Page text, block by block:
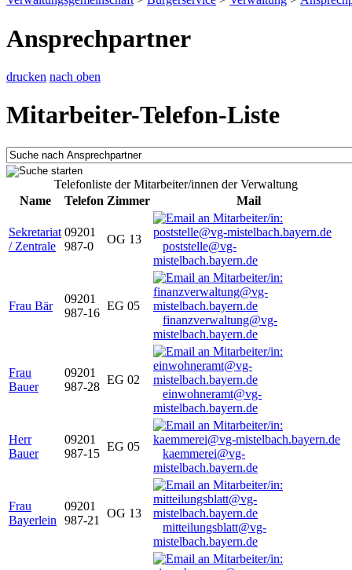
Ansprechpartner
drucken nach oben
Mitarbeiter-Telefon-Liste
Telefonliste der Mitarbeiter/innen der Verwaltung
Name
Telefon Zimmer Mail
Sekretariat
/ Zentrale
09201
987-0
OG 13
poststelle@vg-
mistelbach.bayern.de
Frau Bär
09201
987-16
EG 05
finanzverwaltung@vg-
mistelbach.bayern.de
Frau
Bauer
09201
987-28
EG 02
einwohneramt@vg-
mistelbach.bayern.de
Herr
Bauer
09201
987-15
EG 05
kaemmerei@vg-
mistelbach.bayern.de
Frau
Bayerlein
09201
987-21
OG 13
mitteilungsblatt@vg-
mistelbach.bayern.de